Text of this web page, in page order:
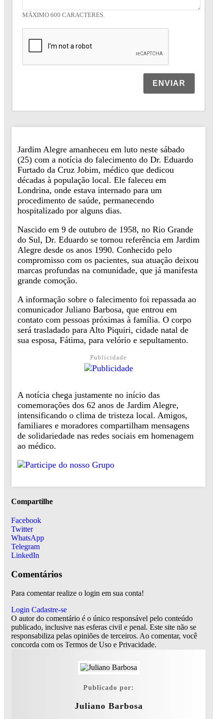
MÁXIMO 600 CARACTERES.
ENVIAR
Jardim Alegre amanheceu em luto neste sábado
(25) com a notícia do falecimento do Dr. Eduardo
Furtado da Cruz Jobim, médico que dedicou
décadas à população local. Ele faleceu em
Londrina, onde estava internado para um
procedimento de saúde, permanecendo
hospitalizado por alguns dias.
Nascido em 9 de outubro de 1958, no Rio Grande
do Sul, Dr. Eduardo se tornou referência em Jardim
Alegre desde os anos 1990. Conhecido pelo
compromisso com os pacientes, sua atuação deixou
marcas profundas na comunidade, que já manifesta
grande comoção.
A informação sobre o falecimento foi repassada ao
comunicador Juliano Barbosa, que entrou em
contato com pessoas próximas à família. O corpo
será trasladado para Alto Piquiri, cidade natal de
sua esposa, Fátima, para velório e sepultamento.
Publicidade
A notícia chega justamente no início das
comemorações dos 62 anos de Jardim Alegre,
intensificando o clima de tristeza local. Amigos,
familiares e moradores compartilham mensagens
de solidariedade nas redes sociais em homenagem
ao médico.
Compartilhe
Facebook
Twitter
WhatsApp
Telegram
LinkedIn
Comentários
Para comentar realize o login em sua conta!
Login Cadastre-se
O autor do comentário é o único responsável pelo conteúdo
publicado, inclusive nas esferas civil e penal. Este site não se
responsabiliza pelas opiniões de terceiros. Ao comentar, você
concorda com os Termos de Uso e Privacidade.
Publicado por:
Juliano Barbosa